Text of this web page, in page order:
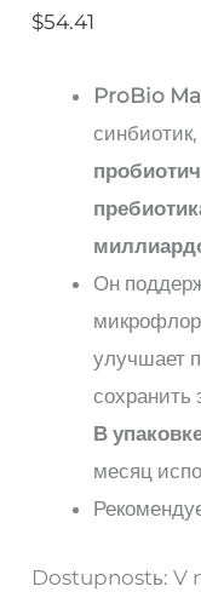
$54.41
ProBio
Он
улучшает
сохранить
В
месяц
Dostupnostь: V